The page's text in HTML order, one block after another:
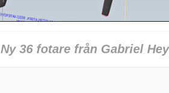
Ny 36 fotare från Gabriel